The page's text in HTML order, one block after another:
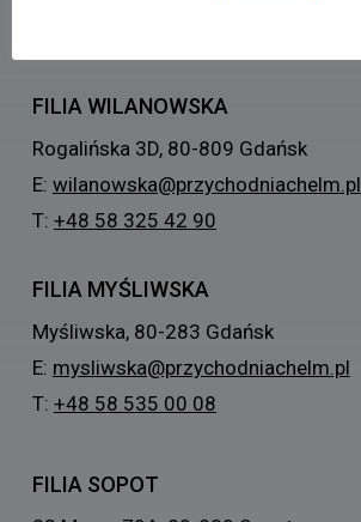
FILIA WILANOWSKA
Rogalińska 3D, 80-809 Gdańsk
E: wilanowska@przychodniachelm.pl
T: +48 58 325 42 90
FILIA MYŚLIWSKA
Myśliwska, 80-283 Gdańsk
E: mysliwska@przychodniachelm.pl
T: +48 58 535 00 08
FILIA SOPOT